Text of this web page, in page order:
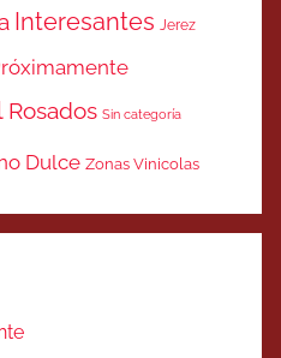
Interesantes Jerez
Rosados Sin categoría
Dulce Zonas Vinicolas